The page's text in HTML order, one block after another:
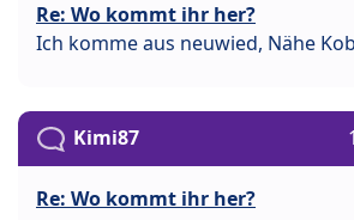
Re: Wo kommt ihr her?
Ich komme aus neuwied, Nähe
Kimi87
Re: Wo kommt ihr her?